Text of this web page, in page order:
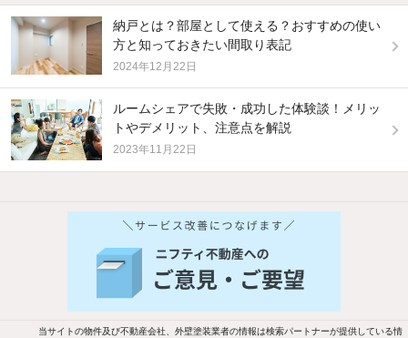
納戸とは？部屋として使える？おすすめの使い
方と知っておきたい間取り表記
2024年12月22日
ルームシェアで失敗・成功した体験談！メリッ
トやデメリット、注意点を解説
2023年11月22日
当サイトの物件及び不動産会社、外壁塗装業者の情報は検索パートナーが提供している情